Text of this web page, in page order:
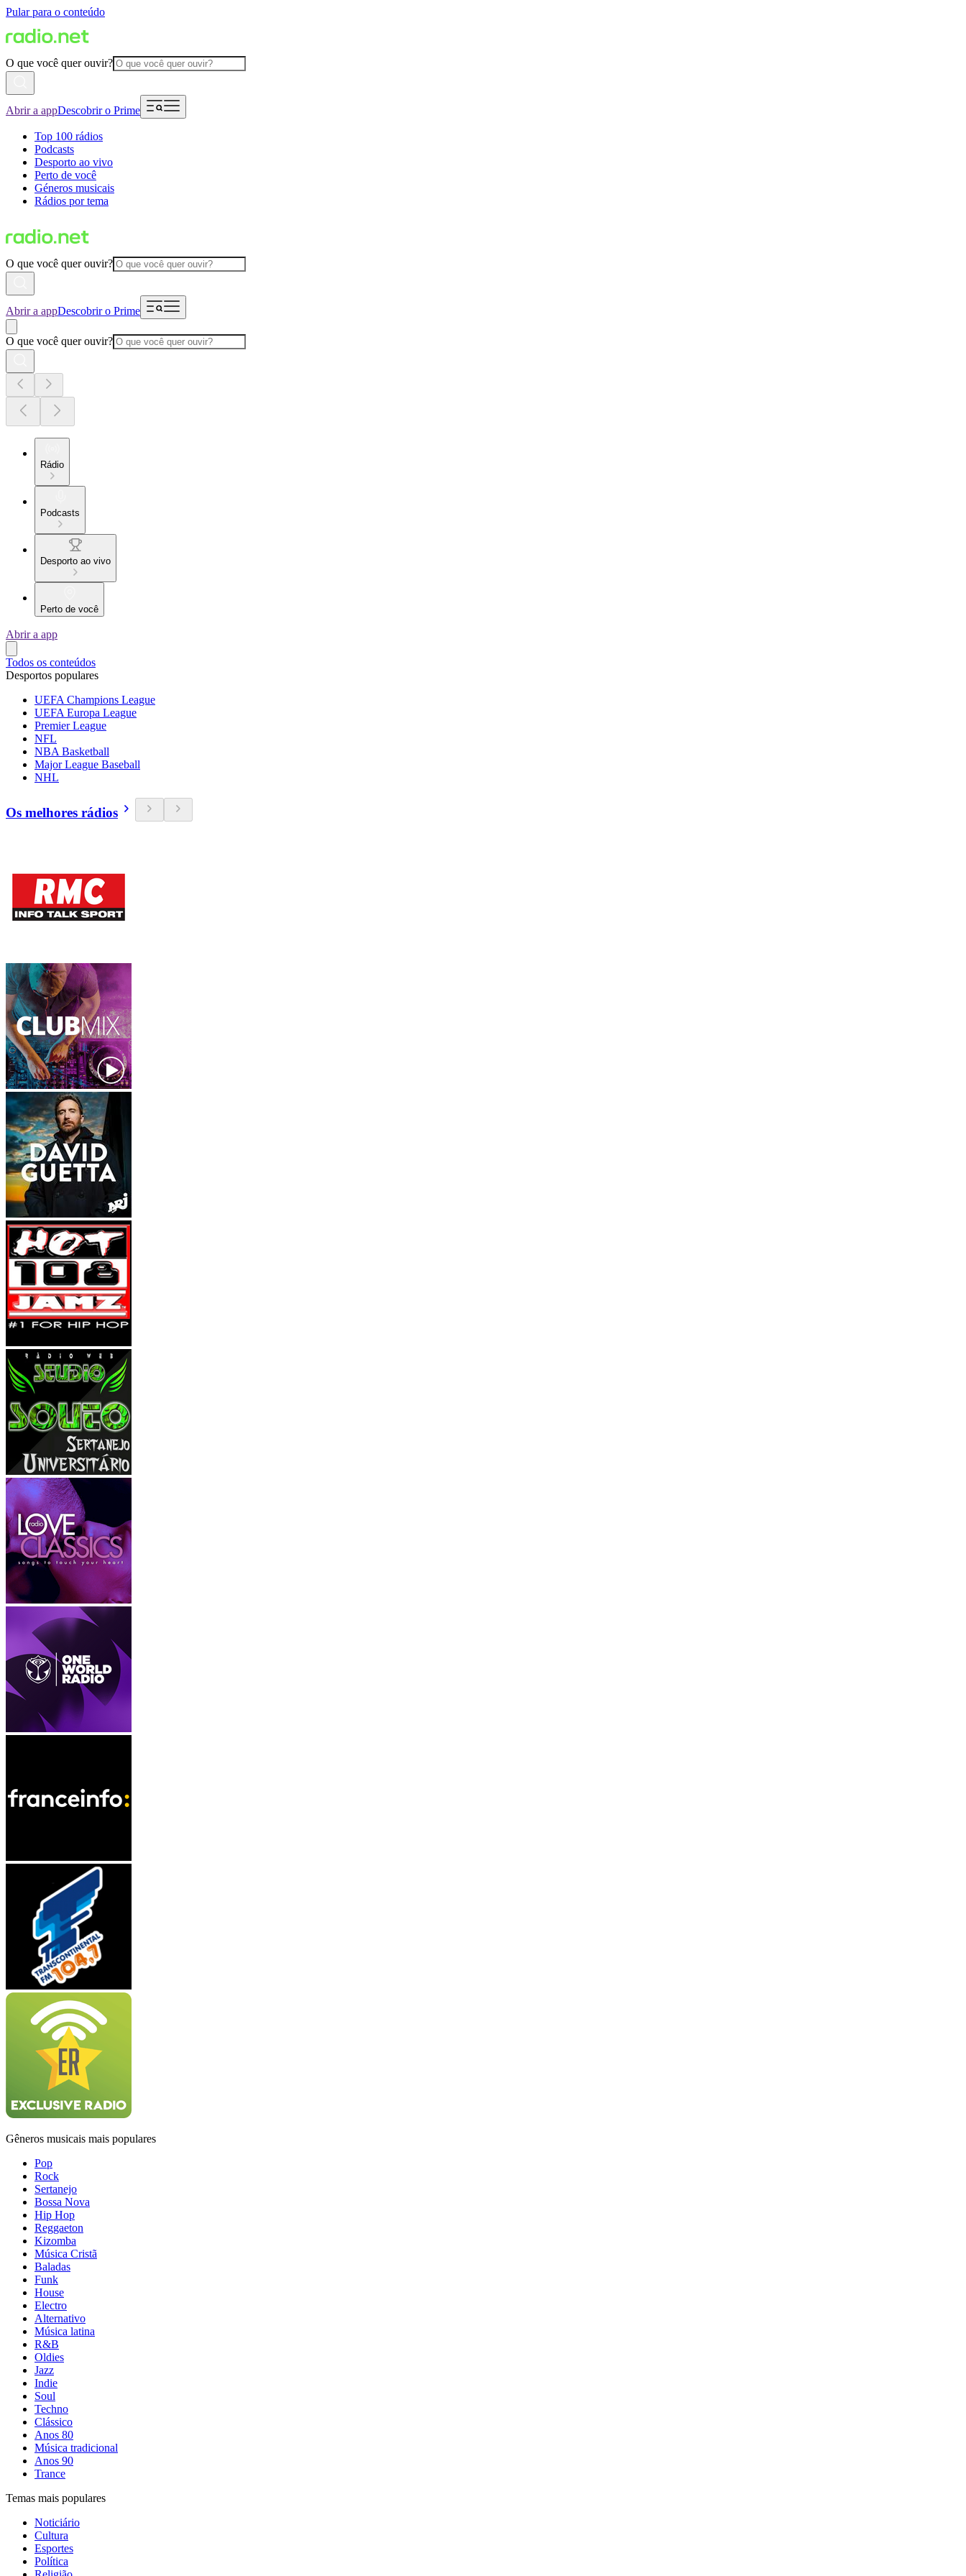
Pular para o conteúdo
O que você quer ouvir?
Abrir a appDescobrir o Prime
Top 100 rádios
Podcasts
Desporto ao vivo
Perto de você
Géneros musicais
Rádios por tema
O que você quer ouvir?
Abrir a appDescobrir o Prime
O que você quer ouvir?
Rádio
Podcasts
Desporto ao vivo
Perto de você
Abrir a app
Todos os conteúdos
Desportos populares
UEFA Champions League
UEFA Europa League
Premier League
NFL
NBA Basketball
Major League Baseball
NHL
Os melhores rádios
Gêneros musicais mais populares
Pop
Rock
Sertanejo
Bossa Nova
Hip Hop
Reggaeton
Kizomba
Música Cristã
Baladas
Funk
House
Electro
Alternativo
Música latina
R&B
Oldies
Jazz
Indie
Soul
Techno
Clássico
Anos 80
Música tradicional
Anos 90
Trance
Temas mais populares
Noticiário
Cultura
Esportes
Política